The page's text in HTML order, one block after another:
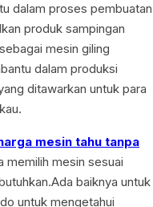
dalam proses pembuatan
produk sampingan
mesin giling
dalam produksi
ditawarkan untuk para
mesin tahu tanpa
memilih mesin sesuai
baiknya untuk
untuk mengetahui